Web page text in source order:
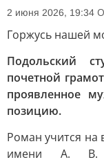
2 июня 2026, 19:34
Горжусь нашей
Подольский
почетной
проявленное
позицию.
Роман учится на
имени А. В.